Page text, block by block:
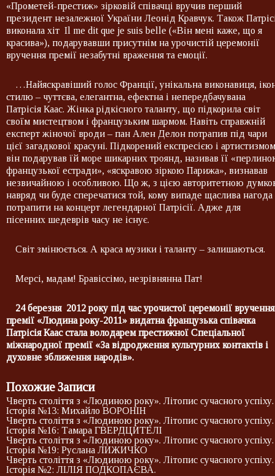
«Прометей-престиж» зірковій співачці вручив перший
президент незалежної України Леонід Кравчук. Також
виконала хіт Il me dit que je suis belle («Він мені каже, що я
красива»), подарувавши присутнім на урочистій церемонії
вручення премії незабутні враження та емоції.
…Найяскравіший голос Франції, унікальна виконавиця,
стилю – чуттєва, елегантна, ефектна і непередбачувана
Патрісія Каас. Жінка рідкісного таланту, що підкорила світ
своїм мистецтвом і французьким шармом. Навіть справжній
експерт жіночої вроди – пан Ален Делон потрапив під чари
цієї загадкової красуні. Підкорений експресією і
він подарував їй море шикарних троянд, називав її
французької естради», «яскравою зіркою Парижа», визнавав
незвичайною і особливою. Що ж, з цією авторитетною
навряд чи буде сперечатися той, кому випаде щаслива нагода
потрапити на концерт легендарної Патрісії. Адже для
пісенних шедеврів часу не існує.
Світ змінюється. А краса музики і таланту – залишаються.
Мерсі, мадам! Бравіссімо, незрівнянна Пат!
24 березня 2012 року під час урочистої церемонії вручення
премії «Людина року-2011» видатна французька співачка
Патрісія Каас стала володарем престижної Спеціальної
міжнародної премії «За відродження культурних контактів і
духовне зближення народів».
Похожие Записи
Чверть століття з «Людиною року». Літопис сучасного успіху.
Історія №13: Михайло ВОРОНІН
Чверть століття з «Людиною року». Літопис сучасного успіху.
Історія №16: Тамара ГВЕРДЦИТЕЛІ
Чверть століття з «Людиною року». Літопис сучасного успіху.
Історія №19: Руслана ЛИЖИЧКО
Чверть століття з «Людиною року». Літопис сучасного успіху.
Історія №2: ЛІЛІЯ ПОДКОПАЄВА.